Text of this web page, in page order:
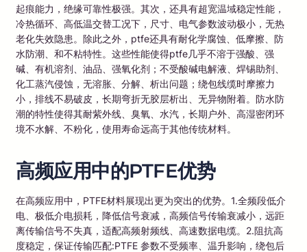
起痕能力，绝缘可靠性极强。其次，还具有超宽温域稳定性能，
冷热循环、高低温交替工况下，尺寸、电气参数波动极小，无热
老化失效隐患。除此之外，ptfe还具有耐化学腐蚀、低摩擦、防
水防潮、和不粘特性。这些性能使得ptfe几乎不溶于强酸、强
碱、有机溶剂、油品、强氧化剂；不受酸碱电解液、焊锡助剂、
化工蒸汽侵蚀，无溶胀、分解、析出问题；绕包线缆时摩擦力
小，排线不易破皮，长期弯折无胶层析出、无异物附着。防水防
潮的特性使得其耐紫外线、臭氧、水汽，长期户外、高湿密闭环
境不水解、不粉化，使用寿命远高于其他传统材料。
高频应用中的PTFE优势
在高频应用中，PTFE材料展现出更为突出的优势。1.全频段低介
电、极低介电损耗，降低信号衰减，高频信号传输衰减小，远距
离传输信号不失真，适配高频射频线、高速数据电缆。2.阻抗高
度稳定，保证传输匹配:PTFE 参数不受频率、温升影响，绕包后